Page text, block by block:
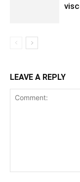
LEAVE A REPLY